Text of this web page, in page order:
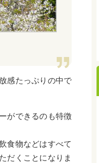
感たっぷりの中で
ができるのも特徴
食物などはすべて
だくことになりま